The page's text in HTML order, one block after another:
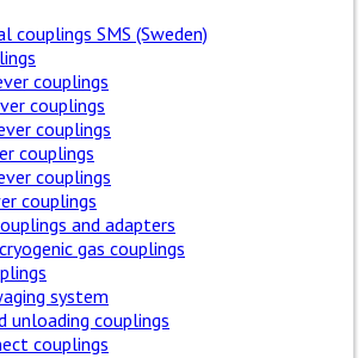
couplings SMS (Sweden)
couplings
couplings
couplings
couplings
couplings
couplings
and adapters
gas couplings
system
unloading couplings
couplings